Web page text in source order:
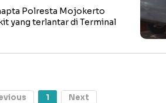
Polresta Mojokerto
yang terlantar di Terminal
1 Next